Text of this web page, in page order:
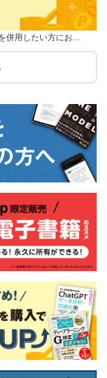
併用したい方にお…